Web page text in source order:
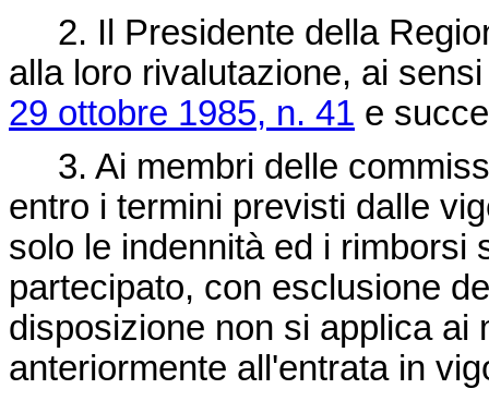
2. Il Presidente della
alla loro rivalutazione, ai
29 ottobre 1985, n. 41 e
3. Ai membri delle
entro i termini previsti dalle
solo le indennità ed i rimborsi
partecipato, con esclusione
disposizione non si applica ai
anteriormente all'entrata in